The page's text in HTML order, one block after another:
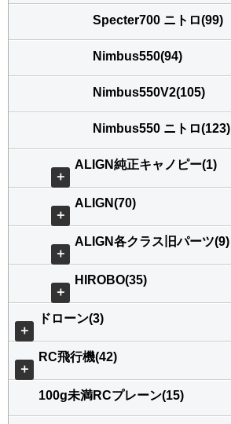
Specter700 ニトロ(99)
Nimbus550(94)
Nimbus550V2(105)
Nimbus550 ニトロ(123)
＋
ALIGN純正キャノピー(1)
＋
ALIGN(70)
＋
ALIGN各クラス旧パーツ(9)
＋
HIROBO(35)
＋
ドローン(3)
＋
RC飛行機(42)
100g未満RCプレーン(15)